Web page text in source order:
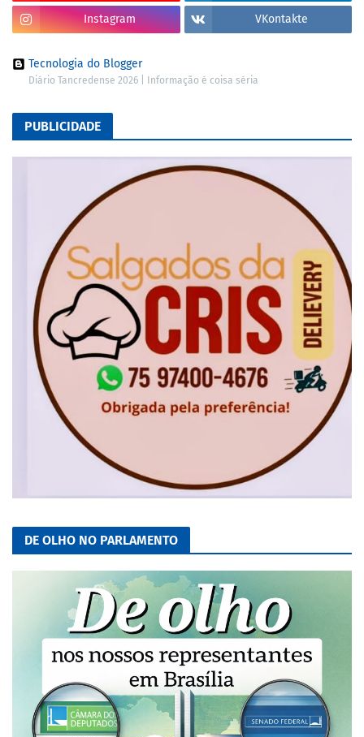
Instagram VKontakte
Tecnologia do Blogger
Diário Tancredense 2026 | Informação é coisa séria
PUBLICIDADE
DE OLHO NO PARLAMENTO